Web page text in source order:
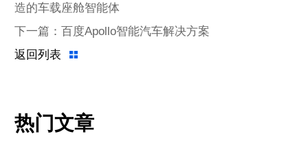
造的车载座舱智能体
返回列表
下一篇：百度Apollo智能汽车解决方案
热门文章